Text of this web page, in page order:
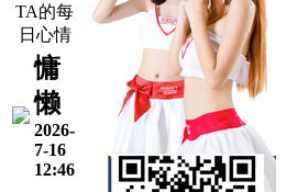
TA的每
日心情
慵
懒
2026-
7-16
12:46